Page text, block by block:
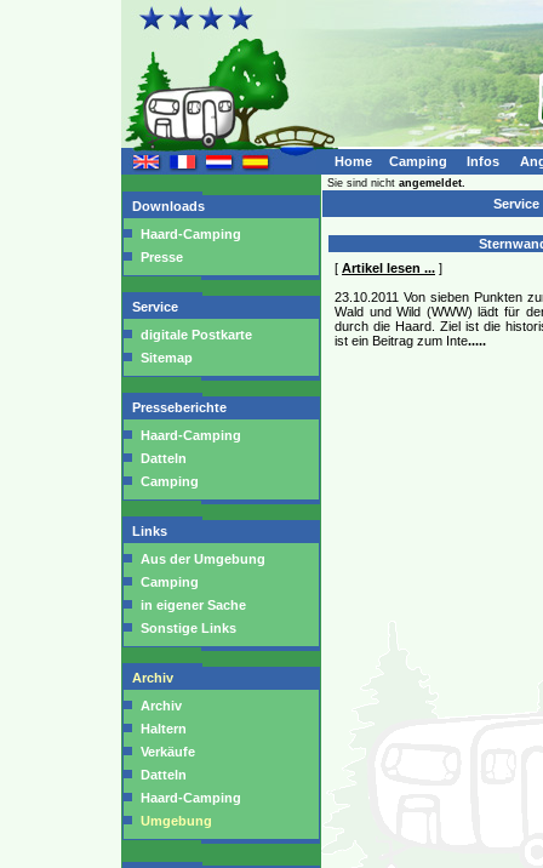
Home Camping Infos
Downloads
Haard-Camping
Presse
Service
digitale Postkarte
Sitemap
Presseberichte
Haard-Camping
Datteln
Camping
Links
Aus der Umgebung
Camping
in eigener Sache
Sonstige Links
Archiv
Archiv
Haltern
Verkäufe
Datteln
Haard-Camping
Umgebung
Sie sind nicht angemeldet.
Service
[ Artikel lesen ... ]
23.10.2011 Von sieben Punkten
Wald und Wild (WWW) lädt für
durch die Haard. Ziel ist die
ist ein Beitrag zum Inte.....